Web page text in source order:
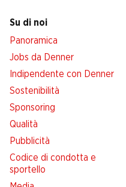
Su di noi
Panoramica
Jobs da Denner
Indipendente con Denner
Sostenibilità
Sponsoring
Qualità
Pubblicità
Codice di condotta e
sportello